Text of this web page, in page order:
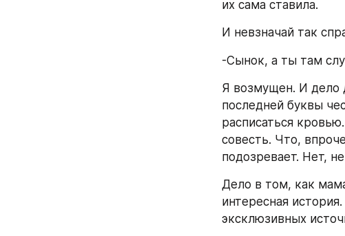
их сама ставила.
И невзначай так
-Сынок, а ты там
Я возмущен. И дело
последней буквы
расписаться
совесть. Что,
подозревает. Нет,
Дело в том, как
интересная
эксклюзивных